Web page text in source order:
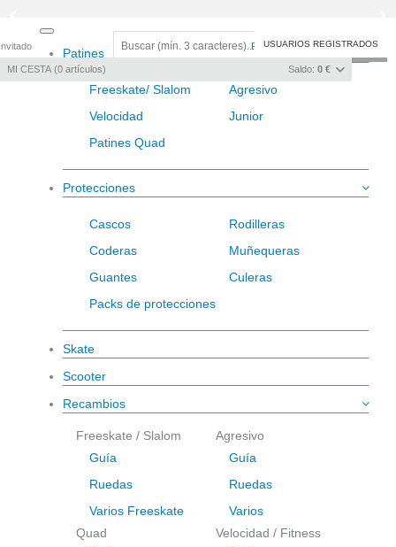
Registro/Iniciar sesión
MI CESTA 0 artículos Saldo: 0 €
USUARIOS REGISTRADOS
navigation
Patines
Freeskate/ Slalom
Agresivo
Velocidad
Junior
Patines Quad
Protecciones
Cascos
Rodilleras
Coderas
Muñequeras
Guantes
Culeras
Packs de protecciones
Skate
Scooter
Recambios
Freeskate / Slalom
Guía
Ruedas
Varios Freeskate
Agresivo
Guía
Ruedas
Varios
Quad
Velocidad / Fitness